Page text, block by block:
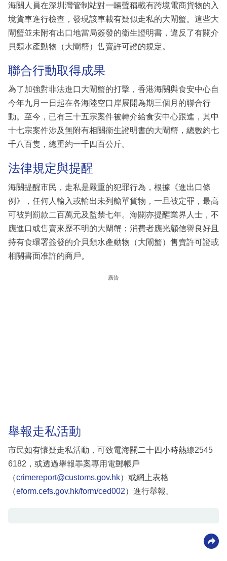
海關人員在深圳灣管制站對一輛聲稱載有跨境電商貨物的入
境貨車進行檢查，發現該車載有疑似走私的大閘蟹。這些大
閘蟹並未附有出口地當局簽發的衞生證明書，違反了有關介
貝類水產動物（大閘蟹）售賣許可證的規定。
聯合行動取得成果
為了加強對非法進口大閘蟹的打擊，香港海關與食安中心自
今年九月一日起在各海陸空口岸展開為期三個月的聯合行
動。至今，已有三十五宗案件被轉介給食安中心跟進，其中
十七宗案件涉及無附有相關衞生證明書的大閘蟹，總數約七
千八百隻，總重約一千四百公斤。
法律規定與提醒
海關提醒市民，走私是嚴重的犯罪行為，根據《進出口條
例》，任何人輸入或輸出未列艙單貨物，一旦被定罪，最高
可被判罰款二百萬元及監禁七年。海關亦提醒業界人士，不
應進口或售賣來歷不明的大閘蟹；消費者應光顧信譽良好且
持有食環署簽發的介貝類水產動物（大閘蟹）售賣許可證或
相關書面准許的商戶。
廣告
舉報走私活動
市民如有懷疑走私活動，可致電海關二十四小時熱線2545
6182，或透過舉報罪案專用電郵帳戶
（crimereport@customs.gov.hk）或網上表格
（eform.cefs.gov.hk/form/ced002）進行舉報。